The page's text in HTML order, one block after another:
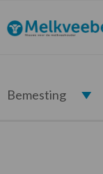
de
hoofdnavigatie
de
hoofd
de
eerste
de
voettekst
Melkveebedrijf.nl
Bemesting